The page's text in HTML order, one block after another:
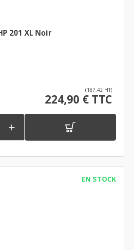
201 XL Noir
(187,42 HT)
224,90 € TTC

EN STOCK